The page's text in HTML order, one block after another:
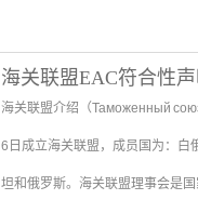
海关联盟EAC符合性
海关联盟介绍（Таможенный
6日成立海关联盟，成员国为：白
坦和俄罗斯。海关联盟理事会是